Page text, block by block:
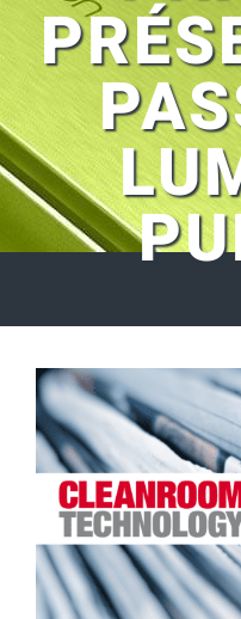
Voir
l'image
agrandie